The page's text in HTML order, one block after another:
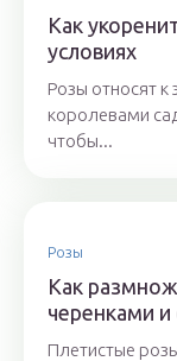
Как
условиях
Розы относят
королевами
чтобы...
Розы
Как
черенками
Плетистые